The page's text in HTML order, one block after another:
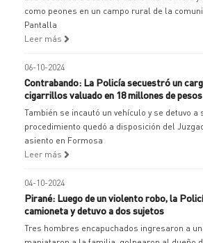
como peones en un campo rural de la
Pantalla
Leer más
06-10-2024
Contrabando: La Policía secuestró un
cigarrillos valuado en 18 millones de pesos
También se incautó un vehículo y se detuvo a
procedimiento quedó a disposición del
asiento en Formosa
Leer más
04-10-2024
Pirané: Luego de un violento robo, la
camioneta y detuvo a dos sujetos
Tres hombres encapuchados ingresaron a